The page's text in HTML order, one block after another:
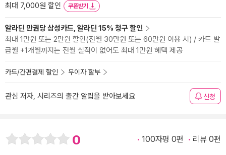
최대 7,000원 할인
쿠폰받기
알라딘 만권당 삼성카드, 알라딘 15% 청구 할인
최대 1만원 또는 2만원 할인(전월 30만원 또는 60만원 이용 시) / 카드 발
급월 +1개월까지는 전월 실적이 없어도 최대 1만원 혜택 제공
카드/간편결제 할인 무이자 할부
관심 저자, 시리즈의 출간 알림을 받아보세요 신청
0 100자평 0편 리뷰 0편